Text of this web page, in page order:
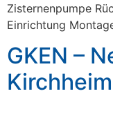
Zisternenpumpe
Einrichtung
GKEN –
Kirchheim